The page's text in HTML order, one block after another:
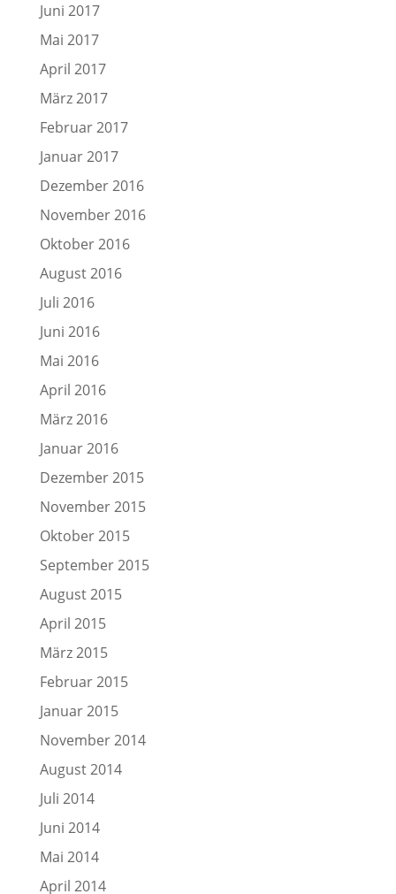
Juni 2017
Mai 2017
April 2017
März 2017
Februar 2017
Januar 2017
Dezember 2016
November 2016
Oktober 2016
August 2016
Juli 2016
Juni 2016
Mai 2016
April 2016
März 2016
Januar 2016
Dezember 2015
November 2015
Oktober 2015
September 2015
August 2015
April 2015
März 2015
Februar 2015
Januar 2015
November 2014
August 2014
Juli 2014
Juni 2014
Mai 2014
April 2014